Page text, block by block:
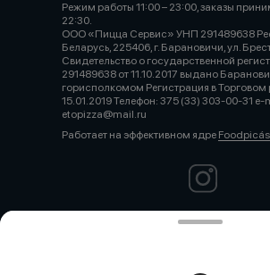
Режим работы 11:00 – 23:00, заказы
ООО «Пицца Сервис» УНП 291489638
Беларусь, 225406, г. Барановичи, ул.
Свидетельство о государственной
291489638 от 11.10.2017 выдано
горисполкомом Регистрация в Торговом
15.01.2019 Телефон: 375 (33) 303-00-31 e-
etopizza@mail.ru
Работает на эффективном ядре